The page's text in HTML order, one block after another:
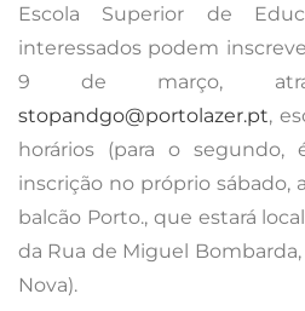
Escola Superior de
interessados podem
9 de março,
stopandgo@portolazer.pt,
horários (para o segundo,
inscrição no próprio sábado,
balcão Porto., que estará
da Rua de Miguel
Nova).